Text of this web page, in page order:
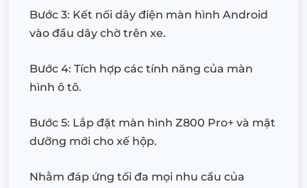
Bước 3: Kết nối dây điện màn hình Android
vào đầu dây chờ trên xe.
Bước 4: Tích hợp các tính năng của màn
hình ô tô.
Bước 5: Lắp đặt màn hình Z800 Pro+ và mặt
dưỡng mới cho xế hộp.
Nhằm đáp ứng tối đa mọi nhu cầu của